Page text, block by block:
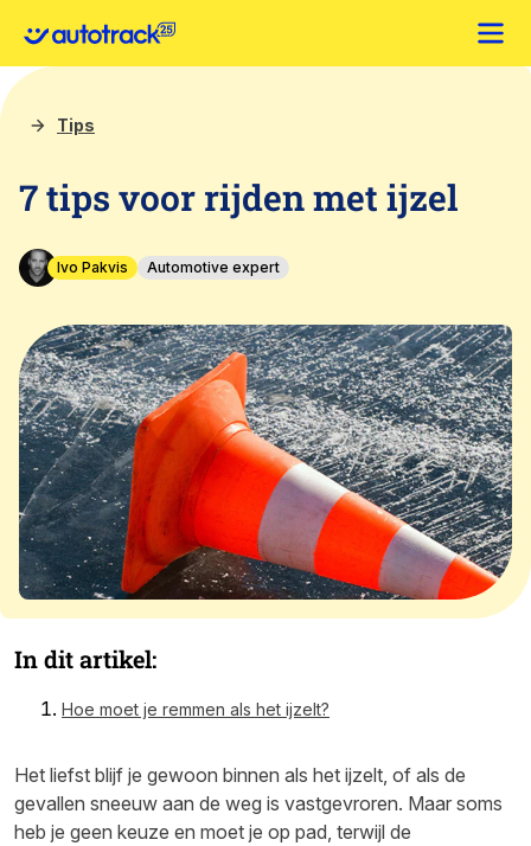
Tips
7 tips voor rijden met ijzel
Ivo Pakvis Automotive expert
In dit artikel:
Hoe moet je remmen als het ijzelt?
Het liefst blijf je gewoon binnen als het ijzelt, of als de
gevallen sneeuw aan de weg is vastgevroren. Maar soms
heb je geen keuze en moet je op pad, terwijl de